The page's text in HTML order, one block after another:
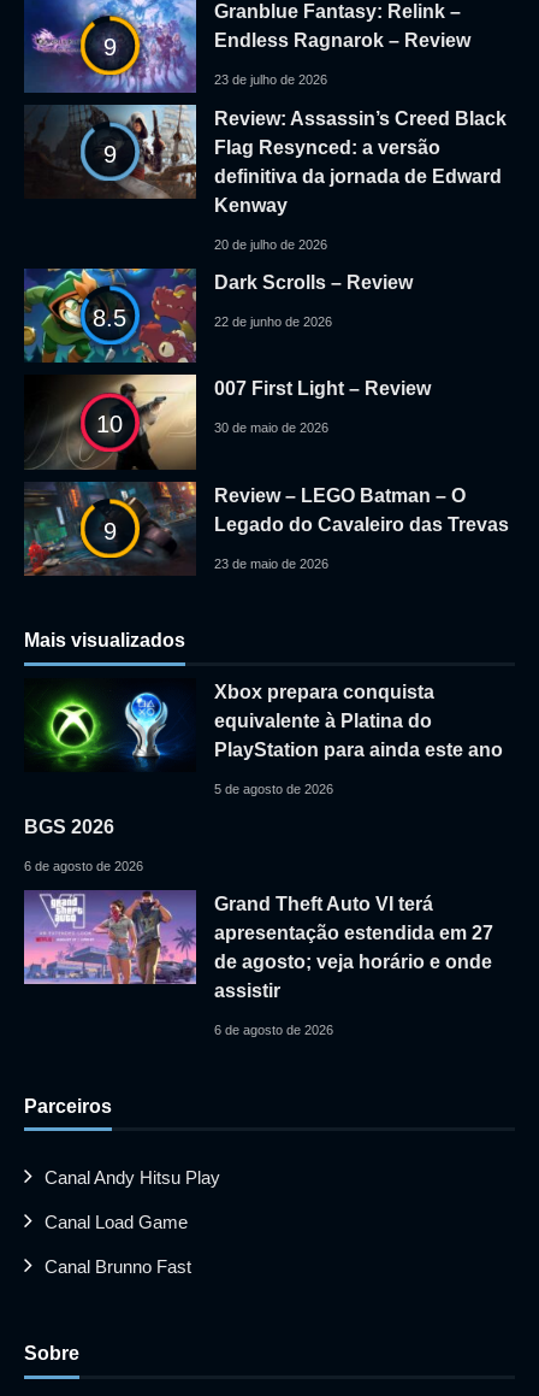
9
Granblue Fantasy: Relink –
Endless Ragnarok – Review
23 de julho de 2026
9
Review: Assassin’s Creed Black
Flag Resynced: a versão
definitiva da jornada de Edward
Kenway
20 de julho de 2026
8.5
Dark Scrolls – Review
22 de junho de 2026
10
007 First Light – Review
30 de maio de 2026
9
Review – LEGO Batman – O
Legado do Cavaleiro das Trevas
23 de maio de 2026
Mais visualizados
Xbox prepara conquista
equivalente à Platina do
PlayStation para ainda este ano
5 de agosto de 2026
BGS 2026
6 de agosto de 2026
Grand Theft Auto VI terá
apresentação estendida em 27
de agosto; veja horário e onde
assistir
6 de agosto de 2026
Parceiros
Canal Andy Hitsu Play
Canal Load Game
Canal Brunno Fast
Sobre